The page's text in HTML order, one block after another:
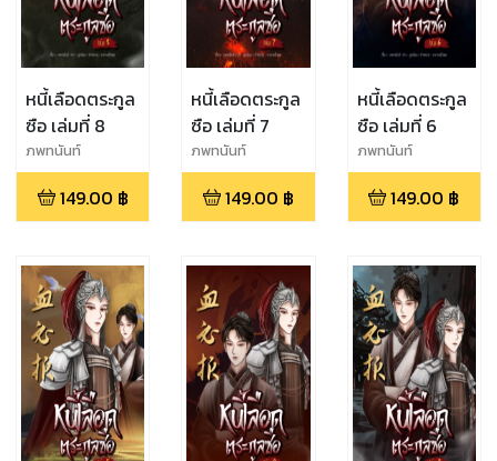
หนี้เลือดตระกูล
ซือ เล่มที่ 8
ภพทนันท์
149.00 ฿
หนี้เลือดตระกูล
ซือ เล่มที่ 7
ภพทนันท์
149.00 ฿
หนี้เลือดตระกูล
ซือ เล่มที่ 6
ภพทนันท์
149.00 ฿